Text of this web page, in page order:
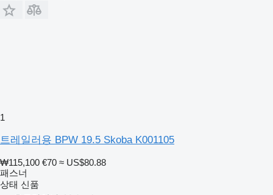
1
트레일러용 BPW 19.5 Skoba K001105
₩115,100 €70 ≈ US$80.88
패스너
상태 신품